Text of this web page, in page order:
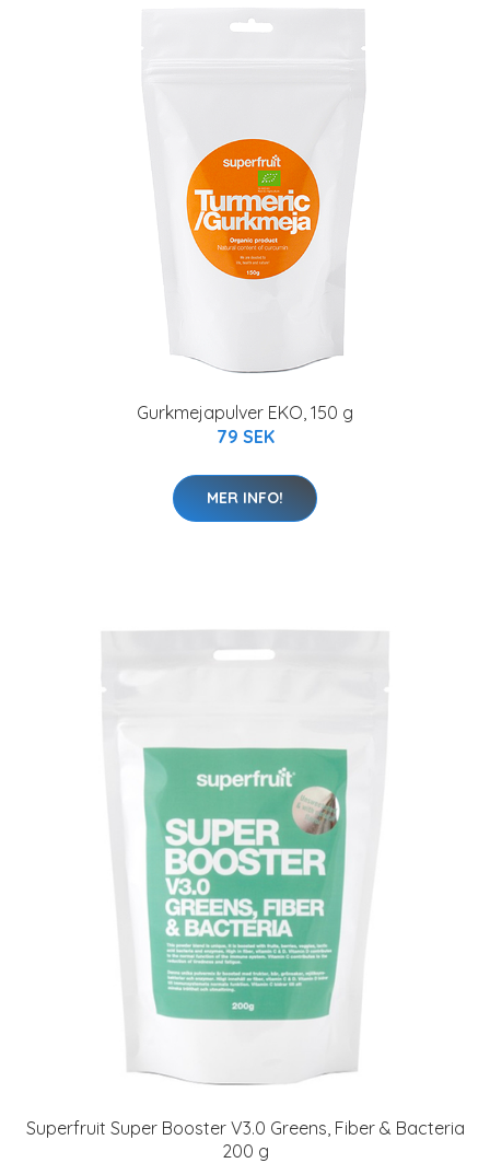
Gurkmejapulver EKO, 150 g
79 SEK
MER INFO!
Superfruit Super Booster V3.0 Greens, Fiber & Bacteria
200 g